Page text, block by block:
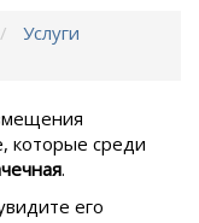
Услуги
которые среди
.
его